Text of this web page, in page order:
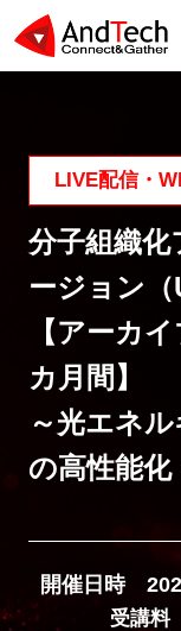
LIVE配信・
分子組織
ージョン（
【アーカ
カ月間】
～光エネ
の高性能化
開催日時
受講料